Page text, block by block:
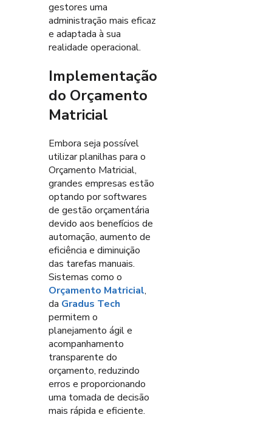
gestores uma
administração mais eficaz
e adaptada à sua
realidade operacional.
Implementação
do Orçamento
Matricial
Embora seja possível
utilizar planilhas para o
Orçamento Matricial,
grandes empresas estão
optando por softwares
de gestão orçamentária
devido aos benefícios de
automação, aumento de
eficiência e diminuição
das tarefas manuais.
Sistemas como o
Orçamento Matricial,
da Gradus Tech
permitem o
planejamento ágil e
acompanhamento
transparente do
orçamento, reduzindo
erros e proporcionando
uma tomada de decisão
mais rápida e eficiente.